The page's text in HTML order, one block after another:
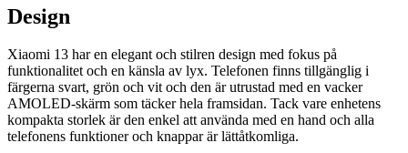
Design
Xiaomi 13 har en elegant och stilren design med fokus på
funktionalitet och en känsla av lyx. Telefonen finns tillgänglig i
färgerna svart, grön och vit och den är utrustad med en vacker
AMOLED-skärm som täcker hela framsidan. Tack vare enhetens
kompakta storlek är den enkel att använda med en hand och alla
telefonens funktioner och knappar är lättåtkomliga.